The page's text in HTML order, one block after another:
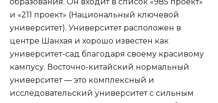
и «211 проект» (Национальный ключевой
университет). Университет расположен в
центре Шанхая и хорошо известен как
университет-сад благодаря своему красивому
кампусу. Восточно-китайский нормальный
университет — это комплексный и
исследовательский университет с сильным